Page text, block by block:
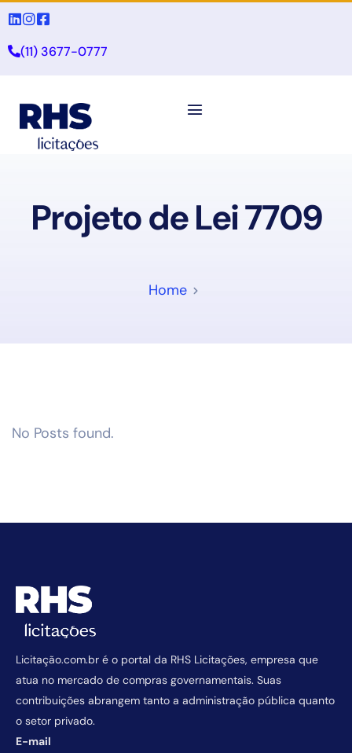
(11) 3677-0777
Projeto de Lei 7709
Home
No Posts found.
Licitação.com.br é o portal da RHS Licitações, empresa que
atua no mercado de compras governamentais. Suas
contribuições abrangem tanto a administração pública quanto
o setor privado.
E-mail